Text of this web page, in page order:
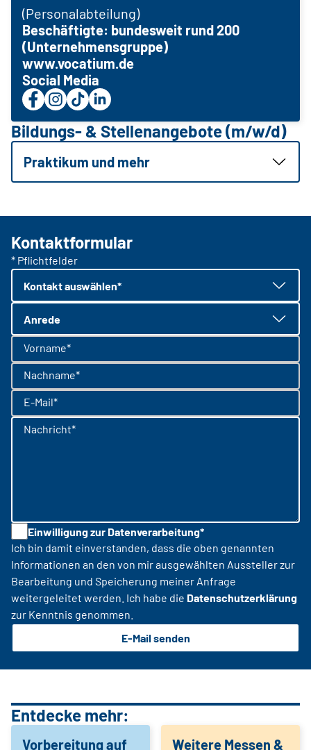
(Personalabteilung)
Beschäftigte: bundesweit rund 200
(Unternehmensgruppe)
www.vocatium.de
Social Media
Bildungs- & Stellenangebote (m/w/d)
Praktikum und mehr
Kontaktformular
* Pflichtfelder
Kontakt auswählen*
Anrede
Vorname*
Nachname*
E-Mail*
Nachricht*
Einwilligung zur Datenverarbeitung*
Ich bin damit einverstanden, dass die oben genannten
Informationen an den von mir ausgewählten Aussteller zur
Bearbeitung und Speicherung meiner Anfrage
weitergeleitet werden. Ich habe die Datenschutzerklärung
zur Kenntnis genommen.
E-Mail senden
Entdecke mehr:
Vorbereitung auf Weitere Messen &